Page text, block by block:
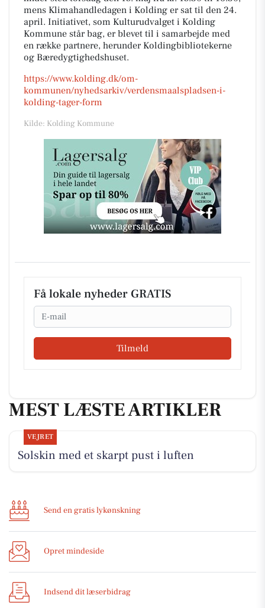
mens Klimahandledagen i Kolding er sat til den 24.
april. Initiativet, som Kulturudvalget i Kolding
Kommune står bag, er blevet til i samarbejde med
en række partnere, herunder Koldingbibliotekerne
og Bæredygtighedshuset.
https://www.kolding.dk/om-
kommunen/nyhedsarkiv/verdensmaalspladsen-i-
kolding-tager-form
Kilde: Kolding Kommune
Få lokale nyheder GRATIS
Email
Tilmeld
MEST LÆSTE ARTIKLER
VEJRET
Solskin med et skarpt pust i luften
Send en gratis lykønskning
Opret mindeside
Indsend dit læserbidrag